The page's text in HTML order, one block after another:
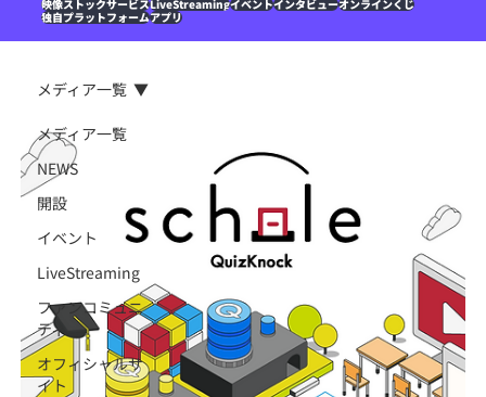
映像ストックサービスLiveStreamingイベントインタビューオンラインくじ
独自プラットフォームアプリ
メディア一覧
NEWS
開設
イベント
LiveStreaming
ファンコミュニ
ティ
オフィシャルサ
イト
メディア一覧